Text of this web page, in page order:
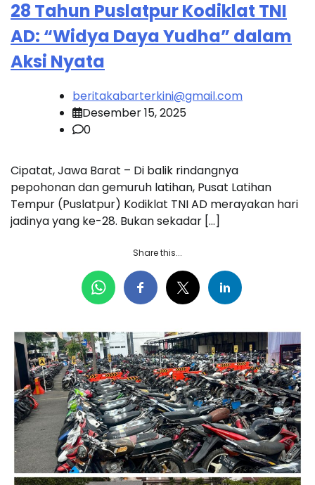
28 Tahun Puslatpur Kodiklat TNI
AD: “Widya Daya Yudha” dalam
Aksi Nyata
beritakabarterkini@gmail.com
Desember 15, 2025
0
Cipatat, Jawa Barat – Di balik rindangnya
pepohonan dan gemuruh latihan, Pusat Latihan
Tempur (Puslatpur) Kodiklat TNI AD merayakan hari
jadinya yang ke-28. Bukan sekadar […]
Share this...